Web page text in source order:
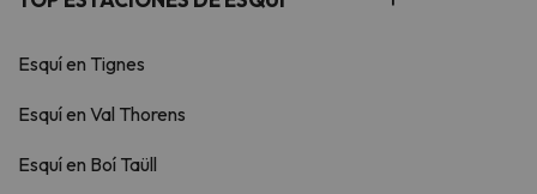
Esquí en Tignes
Esquí en Val Thorens
Esquí en Boí Taüll